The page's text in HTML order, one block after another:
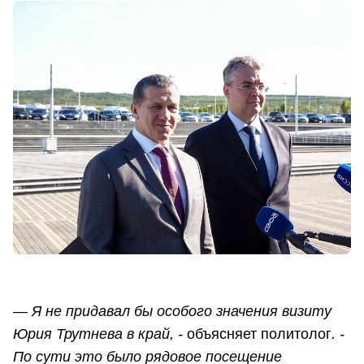
—Я не придавал бы особого значения визиту
Юрия Трутнева в край, - объясняет политолог. -
По сути это было рядовое посещение